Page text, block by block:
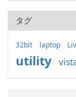
タグ
32bit laptop
utility